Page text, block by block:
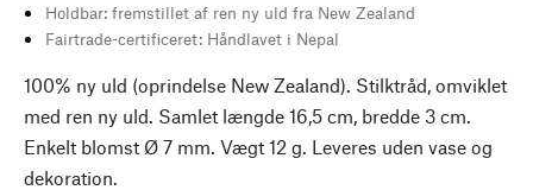
Holdbar: fremstillet af ren ny uld fra New Zealand
Fairtrade-certificeret: Håndlavet i Nepal
100% ny uld (oprindelse New Zealand). Stilktråd, omviklet
med ren ny uld. Samlet længde 16,5 cm, bredde 3 cm.
Enkelt blomst Ø 7 mm. Vægt 12 g. Leveres uden vase og
dekoration.